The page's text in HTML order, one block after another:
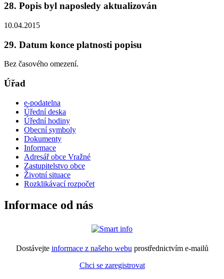
28. Popis byl naposledy aktualizován
10.04.2015
29. Datum konce platnosti popisu
Bez časového omezení.
Úřad
e-podatelna
Úřední deska
Úřední hodiny
Obecní symboly
Dokumenty
Informace
Adresář obce Vražné
Zastupitelstvo obce
Životní situace
Rozklikávací rozpočet
Informace od nás
Dostávejte informace z našeho webu prostřednictvím e-mailů
Chci se zaregistrovat